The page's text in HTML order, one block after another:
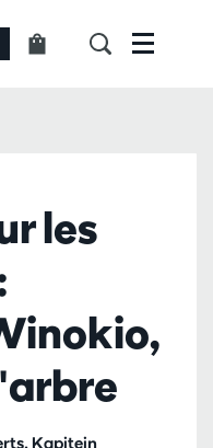
Menu
les
Kapitein